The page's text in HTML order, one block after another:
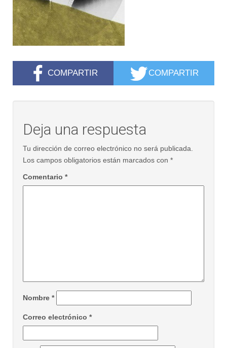
COMPARTIR COMPARTIR
Deja una respuesta
Tu dirección de correo electrónico no será publicada.
Los campos obligatorios están marcados con *
Comentario *
Nombre *
Correo electrónico *